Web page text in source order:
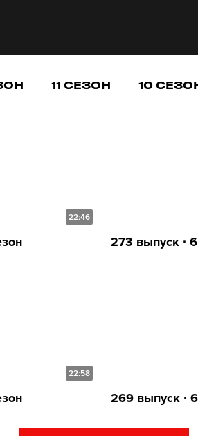
11 СЕЗОН 10
22:46
273 выпуск ∙
22:58
269 выпуск ∙